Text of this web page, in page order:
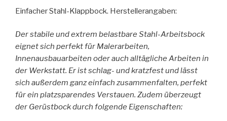
Einfacher Stahl-Klappbock. Herstellerangaben:
Der stabile und extrem belastbare Stahl-Arbeitsbock
eignet sich perfekt für Malerarbeiten,
Innenausbauarbeiten oder auch alltägliche Arbeiten in
der Werkstatt. Er ist schlag- und kratzfest und lässt
sich außerdem ganz einfach zusammenfalten, perfekt
für ein platzsparendes Verstauen. Zudem überzeugt
der Gerüstbock durch folgende Eigenschaften: